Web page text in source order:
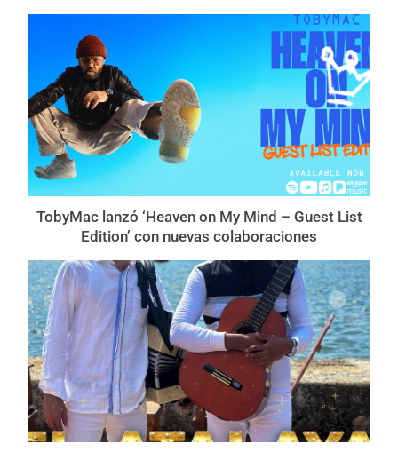
TobyMac lanzó ‘Heaven on My Mind – Guest List
Edition’ con nuevas colaboraciones